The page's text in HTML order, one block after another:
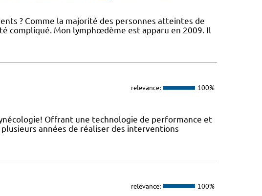
? Comme la majorité des personnes atteintes de
compliqué. Mon lymphœdème est apparu en 2009. Il
relevance: 100%
Offrant une technologie de performance et
années de réaliser des interventions
relevance: 100%